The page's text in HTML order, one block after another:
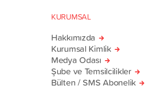
KURUMSAL
Hakkımızda
Kurumsal Kimlik
Medya Odası
Şube ve Temsilcilikler
Bülten / SMS Abonelik